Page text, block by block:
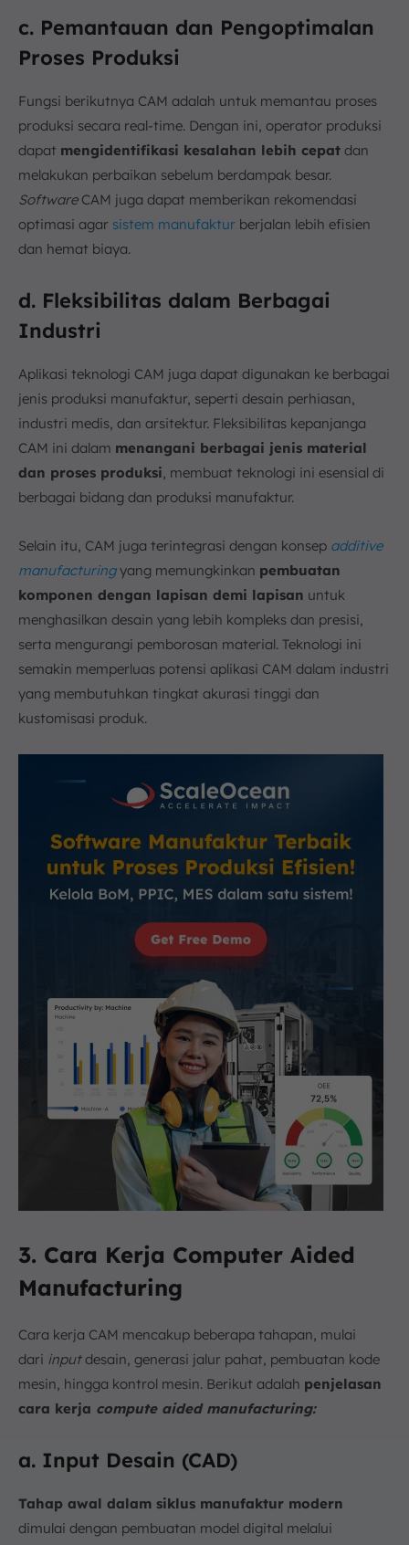
c. Pemantauan dan Pengoptimalan
Proses Produksi
Fungsi berikutnya CAM adalah untuk memantau proses
produksi secara real-time. Dengan ini, operator produksi
dapat mengidentifikasi kesalahan lebih cepat dan
melakukan perbaikan sebelum berdampak besar.
SoftwareCAM juga dapat memberikan rekomendasi
optimasi agar sistem manufaktur berjalan lebih efisien
dan hemat biaya.
d. Fleksibilitas dalam Berbagai
Industri
Aplikasi teknologi CAM juga dapat digunakan ke berbagai
jenis produksi manufaktur, seperti desain perhiasan,
industri medis, dan arsitektur. Fleksibilitas kepanjanga
CAM ini dalam menangani berbagai jenis material
dan proses produksi, membuat teknologi ini esensial di
berbagai bidang dan produksi manufaktur.
Selain itu, CAM juga terintegrasi dengan konsep additive
manufacturingyang memungkinkan pembuatan
komponen dengan lapisan demi lapisan untuk
menghasilkan desain yang lebih kompleks dan presisi,
serta mengurangi pemborosan material. Teknologi ini
semakin memperluas potensi aplikasi CAM dalam industri
yang membutuhkan tingkat akurasi tinggi dan
kustomisasi produk.
3. Cara Kerja Computer Aided
Manufacturing
Cara kerja CAM mencakup beberapa tahapan, mulai
dari inputdesain, generasi jalur pahat, pembuatan kode
mesin, hingga kontrol mesin. Berikut adalah penjelasan
cara kerja compute aided manufacturing:
a. Input Desain (CAD)
Tahap awal dalam siklus manufaktur modern
dimulai dengan pembuatan model digital melalui